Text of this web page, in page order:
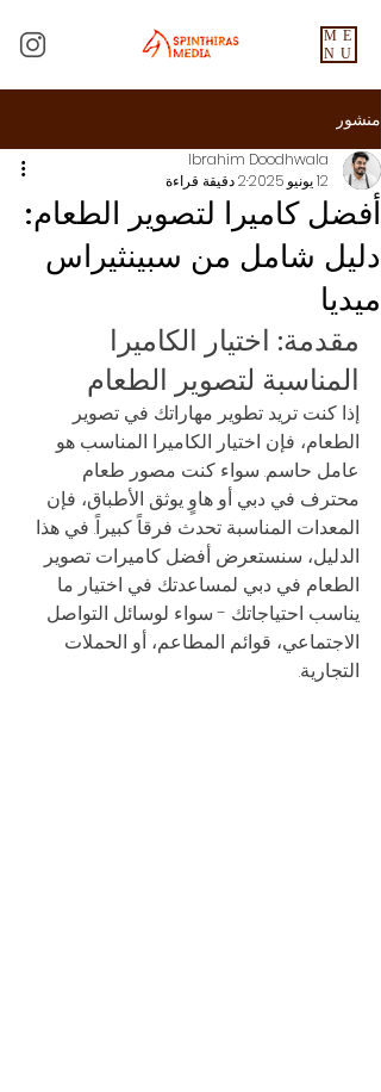
ME
NU
منشور
أفضل كاميرا لتصوير الطعام:
دليل شامل من سبينثيراس
ميديا
Ibrahim Doodhwala
12 يونيو 2025
2 دقيقة قراءة
مقدمة: اختيار الكاميرا
المناسبة لتصوير الطعام
إذا كنت تريد تطوير مهاراتك في تصوير
الطعام، فإن اختيار الكاميرا المناسب هو
عامل حاسم. سواء كنت مصور طعام
محترف في دبي أو هاوٍ يوثق الأطباق، فإن
المعدات المناسبة تحدث فرقاً كبيراً. في هذا
الدليل، سنستعرض أفضل كاميرات تصوير
الطعام في دبي لمساعدتك في اختيار ما
يناسب احتياجاتك - سواء لوسائل التواصل
الاجتماعي، قوائم المطاعم، أو الحملات
التجارية.